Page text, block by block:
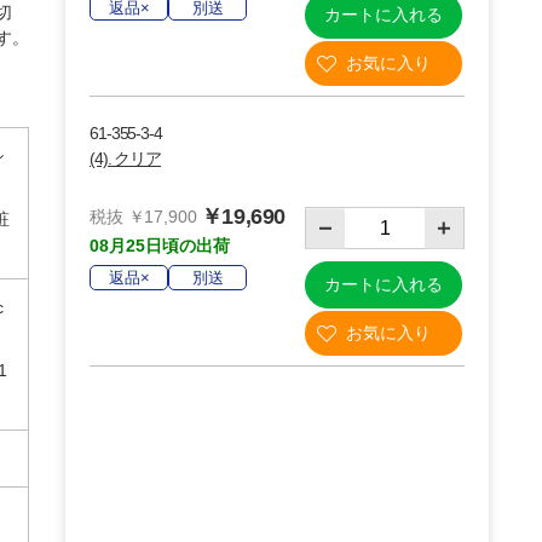
返品× 別送 カートに入れる
61-355-3-4
(4). クリア
税抜 ￥17,900 ￥19,690
08月25日頃の出荷
返品× 別送 カートに入れる